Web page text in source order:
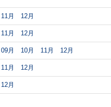
11月 12月
11月 12月
09月 10月 11月 12月
11月 12月
12月